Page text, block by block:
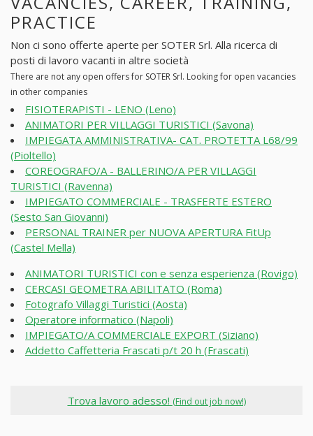
PRACTICE
Non ci sono offerte aperte per SOTER Srl. Alla ricerca di
posti di lavoro vacanti in altre società
There are not any open offers for SOTER Srl. Looking for open vacancies
in other companies
FISIOTERAPISTI - LENO (Leno)
ANIMATORI PER VILLAGGI TURISTICI (Savona)
IMPIEGATA AMMINISTRATIVA- CAT. PROTETTA L68/99
(Pioltello)
COREOGRAFO/A - BALLERINO/A PER VILLAGGI
TURISTICI (Ravenna)
IMPIEGATO COMMERCIALE - TRASFERTE ESTERO
(Sesto San Giovanni)
PERSONAL TRAINER per NUOVA APERTURA FitUp
(Castel Mella)
ANIMATORI TURISTICI con e senza esperienza (Rovigo)
CERCASI GEOMETRA ABILITATO (Roma)
Fotografo Villaggi Turistici (Aosta)
Operatore informatico (Napoli)
IMPIEGATO/A COMMERCIALE EXPORT (Siziano)
Addetto Caffetteria Frascati p/t 20 h (Frascati)
Trova lavoro adesso! (Find out job now!)